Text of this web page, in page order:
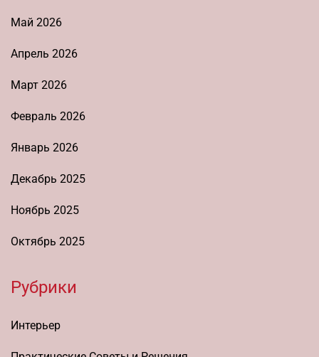
Май 2026
Апрель 2026
Март 2026
Февраль 2026
Январь 2026
Декабрь 2025
Ноябрь 2025
Октябрь 2025
Рубрики
Интерьер